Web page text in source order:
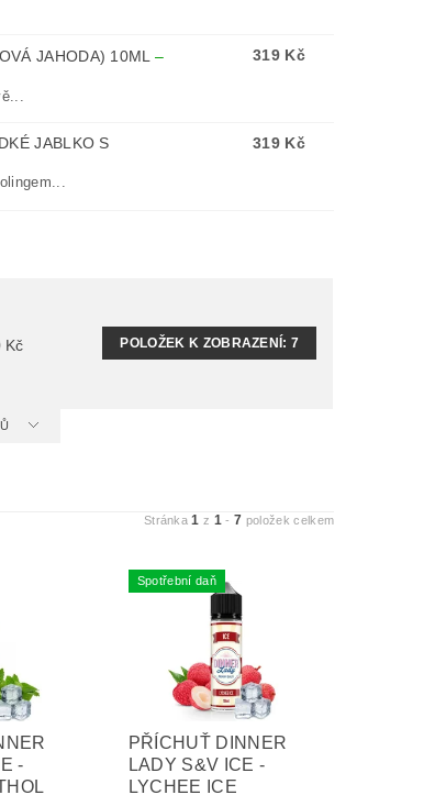
JAHODA) 10ML–
319 Kč
JABLKO S
319 Kč
Kč POLOŽEK K ZOBRAZENÍ:7
Stránka1 z 1 -7 položek celkem
-
Spotřební daň
PŘÍCHUŤ DINNER
LADY S&V ICE -
LYCHEE ICE